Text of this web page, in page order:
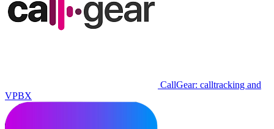
CallGear: calltracking and
VPBX